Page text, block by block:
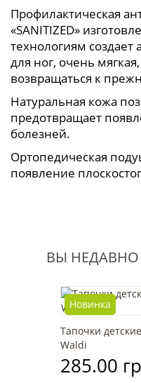
Профилактическая
«SANITIZED»
технологиям создает
для ног, очень
возвращаться к
Натуральная кожа
предотвращает
болезней.
Ортопедическая
появление
ВЫ
Новинка
Тапочки
Waldi
285.00